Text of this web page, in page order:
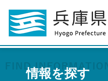
情報を探す